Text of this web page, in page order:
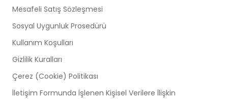
Mesafeli Satış Sözleşmesi
Sosyal Uygunluk Prosedürü
Kullanım Koşulları
Gizlilik Kuralları
Çerez (Cookie) Politikası
İletişim Formunda İşlenen Kişisel Verilere İlişkin